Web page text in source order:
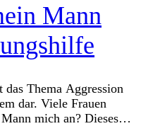
Mann
Thema Aggression
dar. Viele Frauen
mich an? Dieses